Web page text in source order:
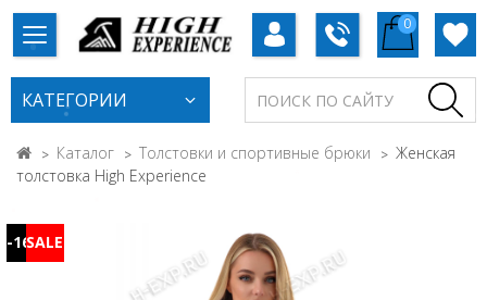
0
КАТЕГОРИИ
Каталог Толстовки и спортивные брюки
Женская
толстовка High Experience
-16%